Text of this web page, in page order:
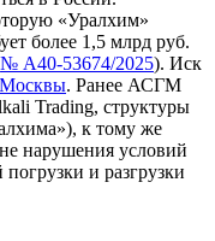
«Уралхим»
более 1,5 млрд руб.
№ А40-53674/2025). Иск
Москвы. Ранее АСГМ
Trading, структуры
к тому же
нарушения условий
и разгрузки